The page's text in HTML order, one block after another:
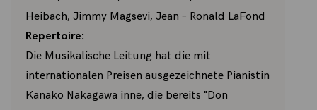
Heibach, Jimmy Magsevi, Jean – Ronald LaFond
Repertoire:
Die Musikalische Leitung hat die mit
internationalen Preisen ausgezeichnete Pianistin
Kanako Nakagawa inne, die bereits "Don